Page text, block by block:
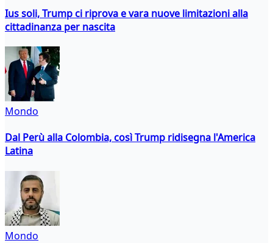
Ius soli, Trump ci riprova e vara nuove limitazioni alla
cittadinanza per nascita
Mondo
Dal Perù alla Colombia, così Trump ridisegna l'America
Latina
Mondo